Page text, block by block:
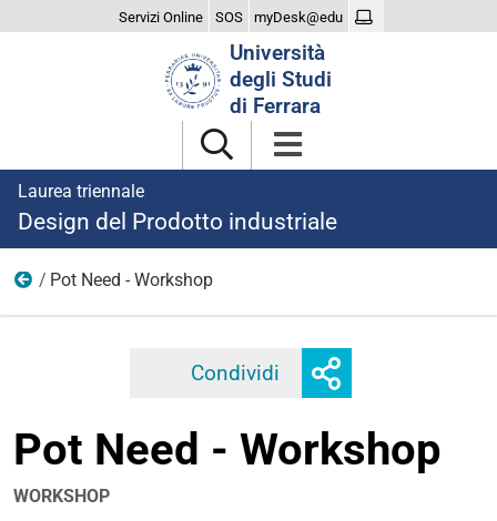
Servizi Online SOS myDesk@edu
Università
degli Studi
di Ferrara
Laurea triennale
Design del Prodotto industriale
2024
Pot Need - Workshop
Condividi Facebook
opzioni
di
Pot Need - Workshop
WORKSHOP